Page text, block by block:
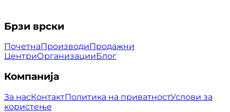
Брзи врски
ПочетнаПроизводиПродажни
ЦентриОрганизацииБлог
Компанија
За насКонтактПолитика на приватностУслови за
користење